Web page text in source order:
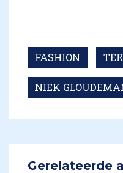
FASHION
NIEK
Gerelateerde